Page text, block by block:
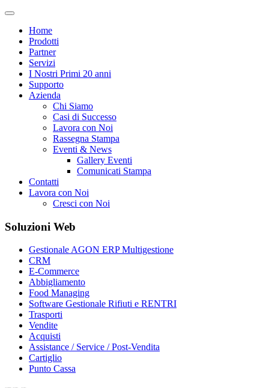
Home
Prodotti
Partner
Servizi
I Nostri Primi 20 anni
Supporto
Azienda
Chi Siamo
Casi di Successo
Lavora con Noi
Rassegna Stampa
Eventi & News
Gallery Eventi
Comunicati Stampa
Contatti
Lavora con Noi
Cresci con Noi
Soluzioni Web
Gestionale AGON ERP Multigestione
CRM
E-Commerce
Abbigliamento
Food Managing
Software Gestionale Rifiuti e RENTRI
Trasporti
Vendite
Acquisti
Assistance / Service / Post-Vendita
Cartiglio
Punto Cassa